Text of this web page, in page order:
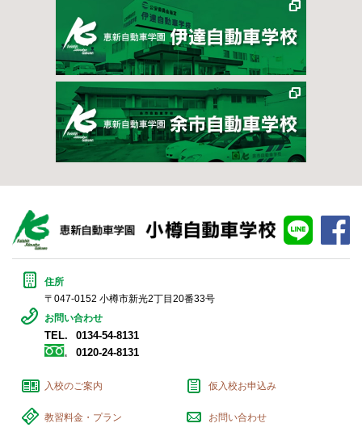
住所
〒047-0152 小樽市新光2丁目20番33号
お問い合わせ
TEL.
0134-54-8131
0120-24-8131
入校のご案内
教習料金・プラン
仮入校お申込み
お問い合わせ